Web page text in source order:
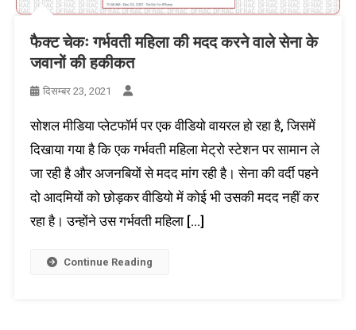
फैक्ट चेकः गर्भवती महिला की मदद करने वाले सेना के
जवानों की हकीकत
दिसम्बर 23, 2021
सोशल मीडिया प्लेटफॉर्म पर एक वीडियो वायरल हो रहा है, जिसमें
दिखाया गया है कि एक गर्भवती महिला मेट्रो स्टेशन पर सामान ले
जा रही है और अजनबियों से मदद मांग रही है। सेना की वर्दी पहने
दो आदमियों को छोड़कर वीडियो में कोई भी उसकी मदद नहीं कर
रहा है। उन्होंने उस गर्भवती महिला […]
Continue Reading